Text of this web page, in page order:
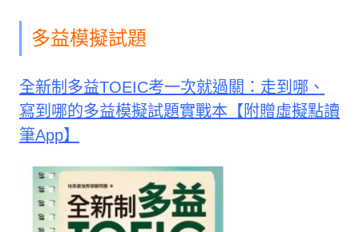
多益模擬試題
全新制多益TOEIC考一次就過關：走到哪、
寫到哪的多益模擬試題實戰本【附贈虛擬點讀
筆App】